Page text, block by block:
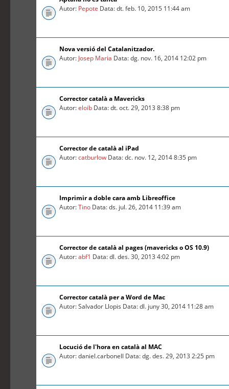
Autor: Pepote Data: dt. feb. 10, 2015 11:44 am
Nova versió del Catalanitzador.
Autor: Josep Maria Data: dg. nov. 16, 2014 12:02 pm
Corrector català a Mavericks
Autor:eloib Data: dt. oct. 29, 2013 8:38 pm
Corrector de català al iPad
Autor:catburlow Data: dc. nov. 12, 2014 8:35 pm
Imprimir a doble cara amb Libreoffice
Autor:Tino Data: ds. jul. 26, 2014 11:39 am
Corrector de català al pages (mavericks o OS 10.9)
Autor:abf1 Data: dl. des. 30, 2013 4:02 pm
Corrector català per a Word de Mac
Autor: Salvador Llopis Data: dl. juny 30, 2014 11:28 am
Locució de l'hora en català al MAC
Autor: daniel.carbonell Data: dg. des. 29, 2013 2:25 pm